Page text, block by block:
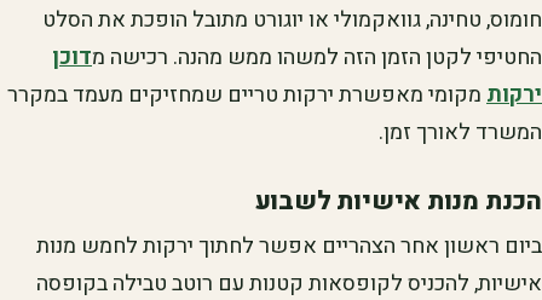
חומוס, טחינה, גוואקמולי או יוגורט מתובל הופכת את הסלט
החטיפי לקטן הזמן הזה למשהו ממש מהנה. רכישה מדוכן
ירקותמקומי מאפשרת ירקות טריים שמחזיקים מעמד במקרר
המשרד לאורך זמן.
הכנת מנות אישיות לשבוע
ביום ראשון אחר הצהריים אפשר לחתוך ירקות לחמש מנות
אישיות, להכניס לקופסאות קטנות עם רוטב טבילה בקופסה